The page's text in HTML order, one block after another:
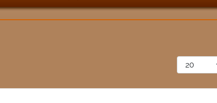
Afficher #